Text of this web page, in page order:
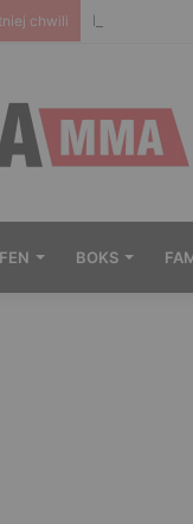
chwili Ryta nie
FEN BOKS